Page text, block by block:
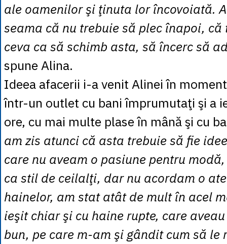
ale oamenilor şi ţinuta lor încovoiată.
seama că nu trebuie să plec înapoi, că
ceva ca să schimb asta, să încerc să
spune Alina.
Ideea afacerii i-a venit Alinei în
într-un outlet cu bani împrumutaţi şi a
ore, cu mai multe plase în mână şi cu
am zis atunci că asta trebuie să fie
care nu aveam o pasiune pentru
ca stil de ceilalţi, dar nu acordam o
hainelor, am stat atât de mult în acel
ieşit chiar şi cu haine rupte, care
bun, pe care m-am şi gândit cum să le